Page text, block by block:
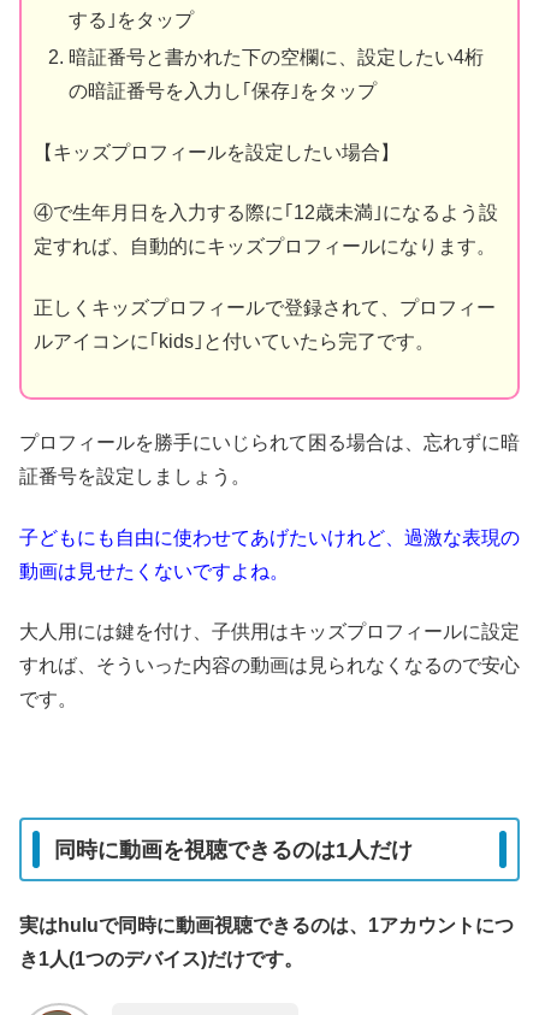
する｣をタップ
暗証番号と書かれた下の空欄に、設定したい4桁
の暗証番号を入力し｢保存｣をタップ
【キッズプロフィールを設定したい場合】
④で生年月日を入力する際に｢12歳未満｣になるよう設
定すれば、自動的にキッズプロフィールになります。
正しくキッズプロフィールで登録されて、プロフィー
ルアイコンに｢kids｣と付いていたら完了です。
プロフィールを勝手にいじられて困る場合は、忘れずに暗
証番号を設定しましょう。
子どもにも自由に使わせてあげたいけれど、過激な表現の
動画は見せたくないですよね。
大人用には鍵を付け、子供用はキッズプロフィールに設定
すれば、そういった内容の動画は見られなくなるので安心
です。
同時に動画を視聴できるのは1人だけ
実はhuluで同時に動画視聴できるのは、1アカウントにつ
き1人(1つのデバイス)だけです。